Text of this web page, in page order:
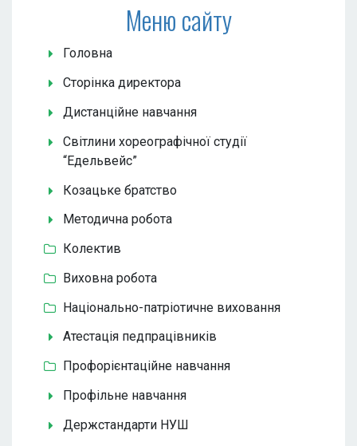
Меню сайту
Головна
Сторінка директора
Дистанційне навчання
Світлини хореографічної студії
“Едельвейс”
Козацьке братство
Методична робота
Колектив
Виховна робота
Національно-патріотичне виховання
Атестація педпрацівників
Профорієнтаційне навчання
Профільне навчання
Держстандарти НУШ